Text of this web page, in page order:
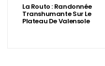
La Routo : Randonnée
Transhumante Sur Le
Plateau De Valensole